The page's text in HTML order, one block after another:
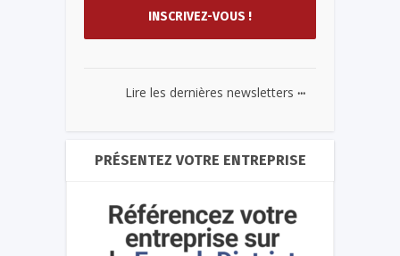
Lire les dernières newsletters ...
PRÉSENTEZ VOTRE ENTREPRISE